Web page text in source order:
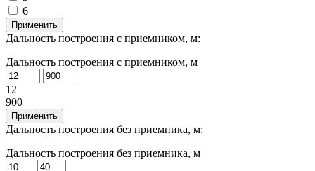
6
Применить
Дальность построения с приемником, м:
Дальность построения с приемником, м
12
900
Применить
Дальность построения без приемника, м:
Дальность построения без приемника, м